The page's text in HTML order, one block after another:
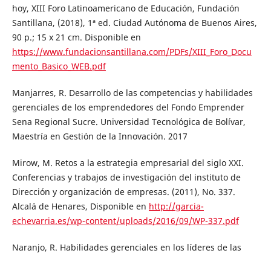
hoy, XIII Foro Latinoamericano de Educación, Fundación
Santillana, (2018), 1ª ed. Ciudad Autónoma de Buenos Aires,
90 p.; 15 x 21 cm. Disponible en
https://www.fundacionsantillana.com/PDFs/XIII_Foro_Docu
mento_Basico_WEB.pdf
Manjarres, R. Desarrollo de las competencias y habilidades
gerenciales de los emprendedores del Fondo Emprender
Sena Regional Sucre. Universidad Tecnológica de Bolívar,
Maestría en Gestión de la Innovación. 2017
Mirow, M. Retos a la estrategia empresarial del siglo XXI.
Conferencias y trabajos de investigación del instituto de
Dirección y organización de empresas. (2011), No. 337.
Alcalá de Henares, Disponible en http://garcia-
echevarria.es/wp-content/uploads/2016/09/WP-337.pdf
Naranjo, R. Habilidades gerenciales en los líderes de las